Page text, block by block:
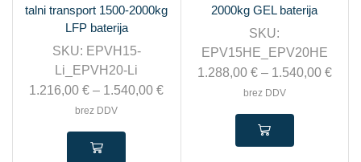
talni transport 1500-2000kg
LFP baterija
SKU: EPVH15-
Li_EPVH20-Li
1.216,00€ – 1.540,00€
brez DDV
2000kg GEL baterija
SKU:
EPV15HE_EPV20HE
1.288,00 € – 1.540,00 €
brez DDV